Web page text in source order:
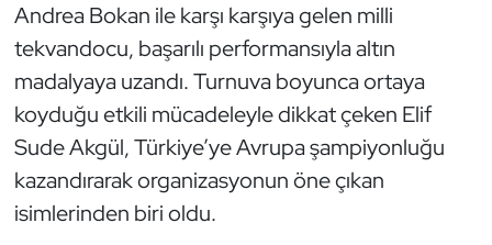
Andrea Bokan ile karşı karşıya gelen milli
tekvandocu, başarılı performansıyla altın
madalyaya uzandı. Turnuva boyunca ortaya
koyduğu etkili mücadeleyle dikkat çeken Elif
Sude Akgül, Türkiye’ye Avrupa şampiyonluğu
kazandırarak organizasyonun öne çıkan
isimlerinden biri oldu.
Eskrim
Futbol
Futsal
Genel